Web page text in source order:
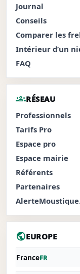
Journal
Conseils
Comparer les
Intérieur d’un
FAQ
groupsRÉSEAU
Professionnels
Tarifs Pro
Espace pro
Espace mairie
Référents
Partenaires
publicEUROPE
FranceFR